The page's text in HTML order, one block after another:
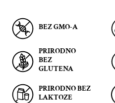
BEZ GMO-A
PRIRODNO
BEZ
GLUTENA
PRIRODNO BEZ
LAKTOZE